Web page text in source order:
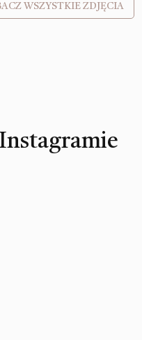
WSZYSTKIE ZDJĘCIA